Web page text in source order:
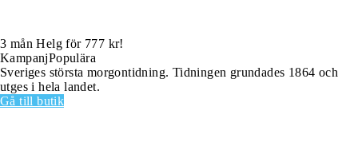
3 mån Helg för 777 kr!
KampanjPopulära
Sveriges största morgontidning. Tidningen grundades 1864 och
utges i hela landet.
Gå till butik